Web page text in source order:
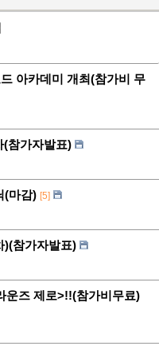
아카데미 개최(참가비 무
(참가자발표)
(마감) [5]
)(참가자발표)
운즈 제로>!!(참가비무료)